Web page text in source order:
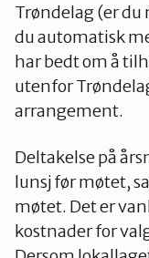
Trøndelag (er
du automatisk
har bedt om å
utenfor
arrangement.
Deltakelse på
lunsj før møtet,
møtet. Det er
kostnader for